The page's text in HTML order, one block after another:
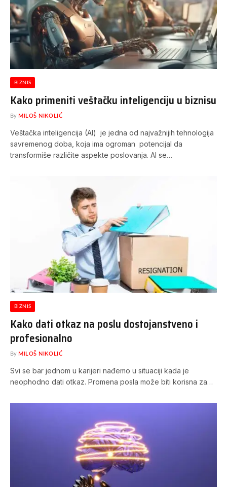
BIZNIS
Kako primeniti veštačku inteligenciju u biznisu
By MILOŠ NIKOLIĆ
Veštačka inteligencija (AI) je jedna od najvažnijih tehnologija
savremenog doba, koja ima ogroman potencijal da
transformiše različite aspekte poslovanja. AI se…
BIZNIS
Kako dati otkaz na poslu dostojanstveno i
profesionalno
By MILOŠ NIKOLIĆ
Svi se bar jednom u karijeri nađemo u situaciji kada je
neophodno dati otkaz. Promena posla može biti korisna za…